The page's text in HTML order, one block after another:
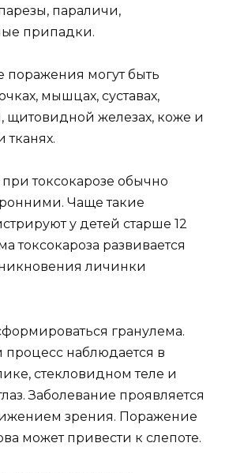
параличи,
припадки.
поражения могут быть
мышцах, суставах,
щитовидной железах, коже и
тканях.
токсокарозе обычно
Чаще такие
у детей старше 12
токсокароза развивается
личинки
гранулема.
процесс наблюдается в
стекловидном теле и
Заболевание проявляется
зрения. Поражение
может привести к слепоте.